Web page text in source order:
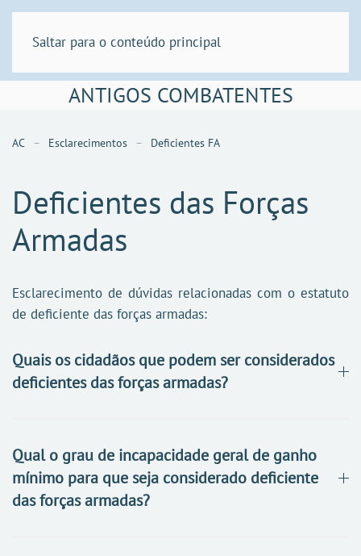
Saltar para o conteúdo principal
ANTIGOS COMBATENTES
AC Esclarecimentos Deficientes FA
Deficientes das Forças
Armadas
Esclarecimento de dúvidas relacionadas com o estatuto
de deficiente das forças armadas:
Quais os cidadãos que podem ser considerados
deficientes das forças armadas?
Qual o grau de incapacidade geral de ganho
mínimo para que seja considerado deficiente
das forças armadas?